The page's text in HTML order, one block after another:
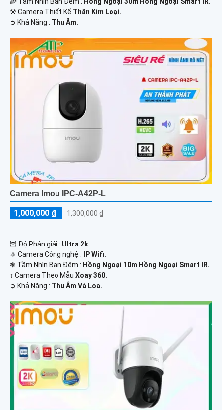
⚒ Camera Thiết Kế Thân Kim Loại.
️➲ Khả Năng : Thu Âm.
Camera Imou IPC-A42P-L
1,000,000 ₫ 1,300,000 ₫
🦉 Độ Phân giải : Ultra 2k .
⚛️ Camera Công nghệ : IP Wifi.
❃ Tầm Nhìn Ban Đêm : Hồng Ngoại 10m Hồng Ngoại Smart IR.
↕️ Camera Theo Mẫu Xoay 360.
️➲ Khả Năng : Thu Âm Và Loa.